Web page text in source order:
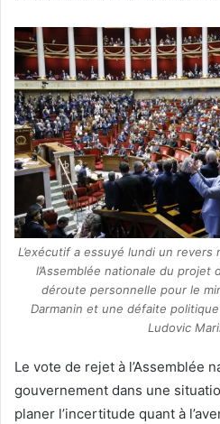
L’exécutif a essuyé lundi un
l’Assemblée nationale du projet
déroute personnelle pour le
Darmanin et une défaite
Ludovic
Le vote de rejet à l’Assemblée
gouvernement dans une
planer l’incertitude quant à